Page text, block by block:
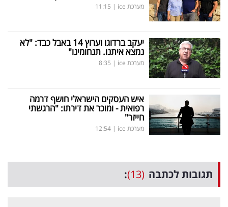
מערכת ice |
11:15
יעקב ברדוגו וערוץ 14 באבל כבד: "לא
נמצא איתנו. תנחומינו"
מערכת ice |
8:35
איש העסקים הישראלי חושף דרמה
רפואית - ומוכר את דירתו: "הרגשתי
חייזר"
מערכת ice |
12:54
תגובות לכתבה (13)
: